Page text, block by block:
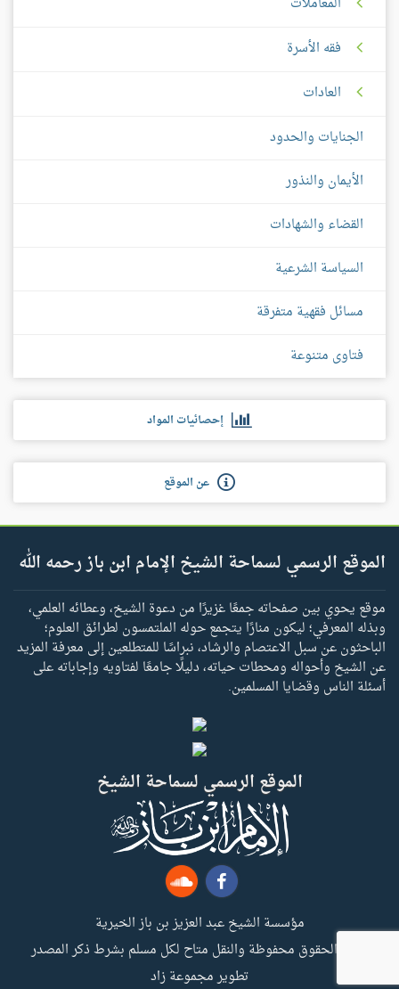
فقه الأسرة
العادات
الجنايات والحدود
الأيمان والنذور
القضاء والشهادات
السياسة الشرعية
مسائل فقهية متفرقة
فتاوى متنوعة
إحصائيات المواد
عن الموقع
الموقع الرسمي لسماحة الشيخ الإمام ابن باز رحمه الله
موقع يحوي بين صفحاته جمعًا غزيرًا من دعوة الشيخ، وعطائه العلمي،
وبذله المعرفي؛ ليكون منارًا يتجمع حوله الملتمسون لطرائق العلوم؛
الباحثون عن سبل الاعتصام والرشاد، نبراسًا للمتطلعين إلى معرفة المزيد
عن الشيخ وأحواله ومحطات حياته، دليلًا جامعًا لفتاويه وإجاباته على
أسئلة الناس وقضايا المسلمين.
الموقع الرسمي لسماحة الشيخ
مؤسسة الشيخ عبد العزيز بن باز الخيرية
جميع الحقوق محفوظة والنقل متاح لكل مسلم بشرط ذكر المصدر
تطوير مجموعة زاد